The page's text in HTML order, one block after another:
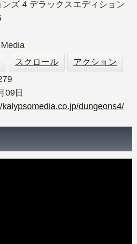
ズ 4 デラックスエディション
スクロール
アクション
09日
kalypsomedia.co.jp/dungeons4/